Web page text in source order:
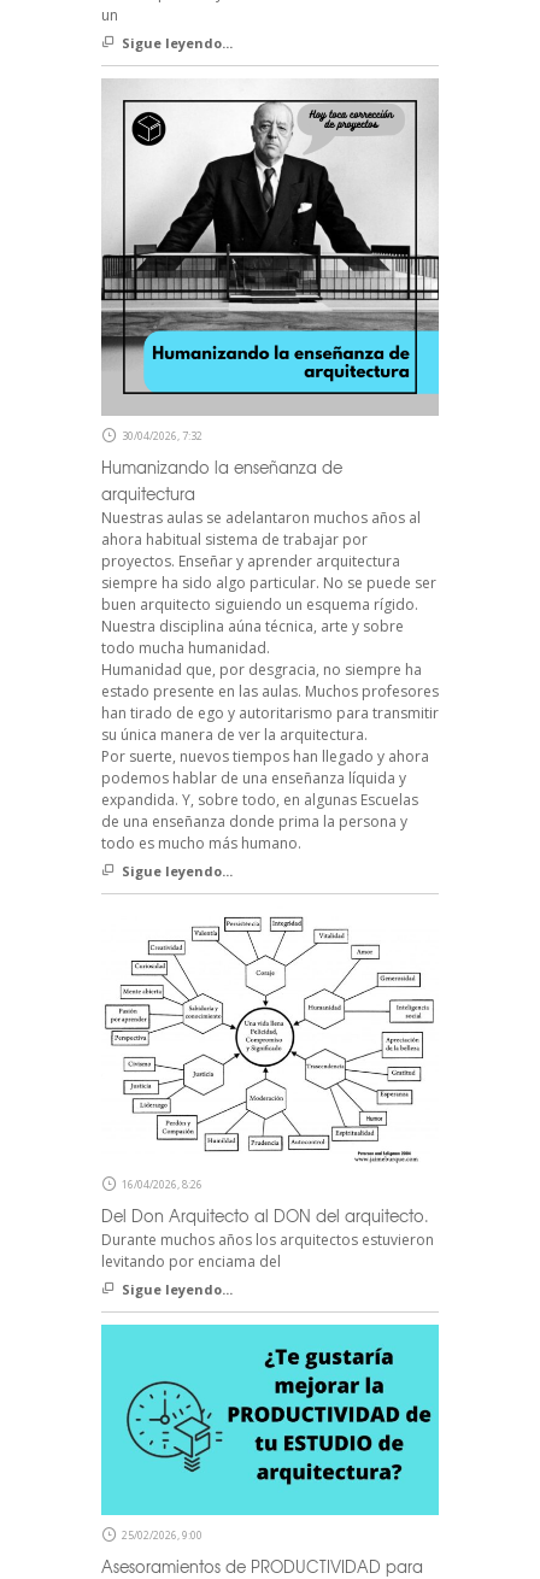
un
Sigue leyendo...
30/04/2026, 7:32
Humanizando la enseñanza de
arquitectura
Nuestras aulas se adelantaron muchos años al
ahora habitual sistema de trabajar por
proyectos. Enseñar y aprender arquitectura
siempre ha sido algo particular. No se puede ser
buen arquitecto siguiendo un esquema rígido.
Nuestra disciplina aúna técnica, arte y sobre
todo mucha humanidad.
Humanidad que, por desgracia, no siempre ha
estado presente en las aulas. Muchos profesores
han tirado de ego y autoritarismo para transmitir
su única manera de ver la arquitectura.
Por suerte, nuevos tiempos han llegado y ahora
podemos hablar de una enseñanza líquida y
expandida. Y, sobre todo, en algunas Escuelas
de una enseñanza donde prima la persona y
todo es mucho más humano.
Sigue leyendo...
16/04/2026, 8:26
Del Don Arquitecto al DON del arquitecto.
Durante muchos años los arquitectos estuvieron
levitando por enciama del
Sigue leyendo...
25/02/2026, 9:00
Asesoramientos de PRODUCTIVIDAD para